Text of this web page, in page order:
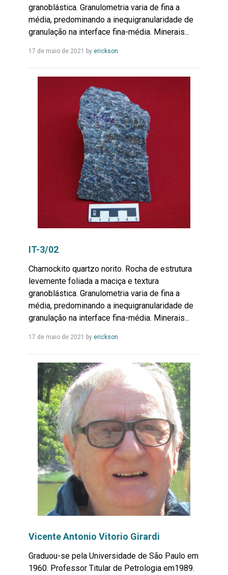
granoblástica. Granulometria varia de fina a
média, predominando a inequigranularidade de
granulação na interface fina-média. Minerais...
17 de maio de 2021 by ericksonLeia
IT-3/02
Charnockito quartzo norito. Rocha de estrutura
levemente foliada a maciça e textura
granoblástica. Granulometria varia de fina a
média, predominando a inequigranularidade de
granulação na interface fina-média. Minerais...
17 de maio de 2021 by ericksonLeia
Vicente Antonio Vitorio Girardi
Graduou-se pela Universidade de São Paulo em
1960. Professor Titular de Petrologia em1989.